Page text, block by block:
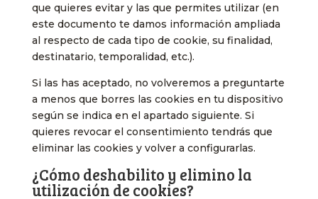
que quieres evitar y las que permites utilizar (en
este documento te damos información ampliada
al respecto de cada tipo de cookie, su finalidad,
destinatario, temporalidad, etc.).
Si las has aceptado, no volveremos a preguntarte
a menos que borres las cookies en tu dispositivo
según se indica en el apartado siguiente. Si
quieres revocar el consentimiento tendrás que
eliminar las cookies y volver a configurarlas.
¿Cómo deshabilito y elimino la
utilización de cookies?